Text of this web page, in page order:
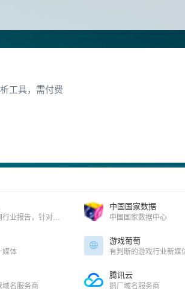
工具，需付费
中国国家数据
中国国家数据中心
媒体
游戏葡萄
有判断的游戏行业新媒
名服务商
腾讯云
鹅厂域名服务商